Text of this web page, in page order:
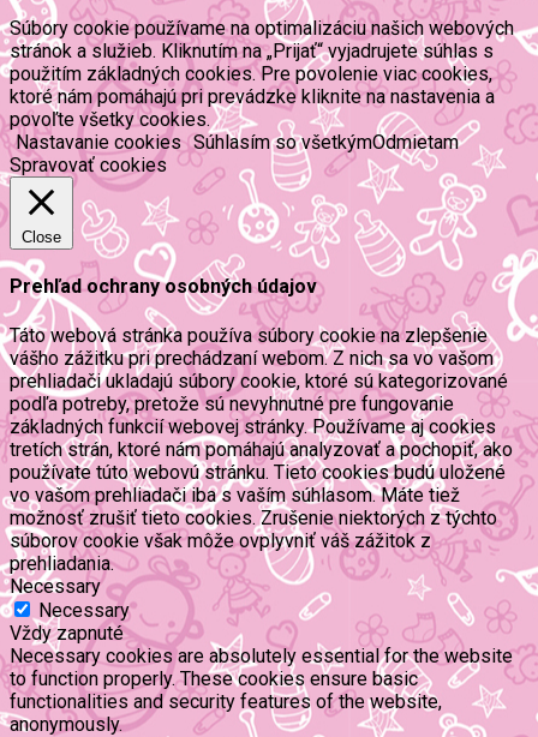
Súbory cookie používame na optimalizáciu našich webových
stránok a služieb. Kliknutím na „Prijať“ vyjadrujete súhlas s
použitím základných cookies. Pre povolenie viac cookies,
ktoré nám pomáhajú pri prevádzke kliknite na nastavenia a
povoľte všetky cookies.
Nastavanie cookies Súhlasím so všetkýmOdmietam
Spravovať cookies
Close
Prehľad ochrany osobných údajov
Táto webová stránka používa súbory cookie na zlepšenie
vášho zážitku pri prechádzaní webom. Z nich sa vo vašom
prehliadači ukladajú súbory cookie, ktoré sú kategorizované
podľa potreby, pretože sú nevyhnutné pre fungovanie
základných funkcií webovej stránky. Používame aj cookies
tretích strán, ktoré nám pomáhajú analyzovať a pochopiť, ako
používate túto webovú stránku. Tieto cookies budú uložené
vo vašom prehliadači iba s vaším súhlasom. Máte tiež
možnosť zrušiť tieto cookies. Zrušenie niektorých z týchto
súborov cookie však môže ovplyvniť váš zážitok z
prehliadania.
Necessary
Necessary
Vždy zapnuté
Necessary cookies are absolutely essential for the website
to function properly. These cookies ensure basic
functionalities and security features of the website,
anonymously.